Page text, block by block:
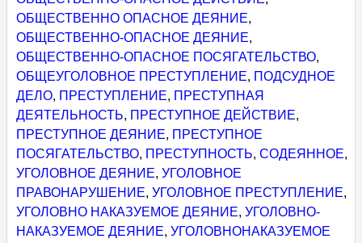
ОБЩЕСТВЕННО ОПАСНОЕ ДЕЯНИЕ,
ОБЩЕСТВЕННО-ОПАСНОЕ ДЕЯНИЕ,
ОБЩЕСТВЕННО-ОПАСНОЕ ПОСЯГАТЕЛЬСТВО,
ОБЩЕУГОЛОВНОЕ ПРЕСТУПЛЕНИЕ, ПОДСУДНОЕ
ДЕЛО, ПРЕСТУПЛЕНИЕ, ПРЕСТУПНАЯ
ДЕЯТЕЛЬНОСТЬ, ПРЕСТУПНОЕ ДЕЙСТВИЕ,
ПРЕСТУПНОЕ ДЕЯНИЕ, ПРЕСТУПНОЕ
ПОСЯГАТЕЛЬСТВО, ПРЕСТУПНОСТЬ,СОДЕЯННОЕ,
УГОЛОВНОЕ ДЕЯНИЕ,УГОЛОВНОЕ
ПРАВОНАРУШЕНИЕ,УГОЛОВНОЕ ПРЕСТУПЛЕНИЕ,
УГОЛОВНО НАКАЗУЕМОЕ ДЕЯНИЕ,УГОЛОВНО-
НАКАЗУЕМОЕ ДЕЯНИЕ,УГОЛОВНОНАКАЗУЕМОЕ